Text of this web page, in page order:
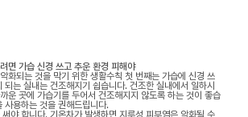
면 가습 신경 쓰고 추운 환경 피해야
화되는 것을 막기 위한 생활수칙 첫 번째는 가습에 신경 쓰
되는 실내는 건조해지기 쉽습니다. 건조한 실내에서 일하시
운 곳에 가습기를 두어서 건조해지지 않도록 하는 것이 좋습
사용하는 것을 권해드립니다.
야 합니다. 기온차가 발생하면 지루성 피부염은 악화될 수